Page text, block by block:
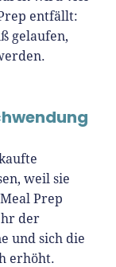
entfällt:
gelaufen,
weil sie
Prep
der
und sich die
erhöht.